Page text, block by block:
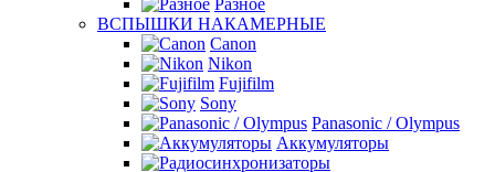
Разное
ВСПЫШКИ НАКАМЕРНЫЕ
Canon
Nikon
Fujifilm
Sony
Panasonic / Olympus
Аккумуляторы